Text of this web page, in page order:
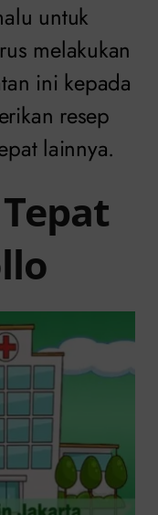
untuk
melakukan
ini kepada
resep
lainnya.